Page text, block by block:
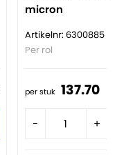
micron
Artikelnr: 6300885
Per rol
per stuk 137.70
- +